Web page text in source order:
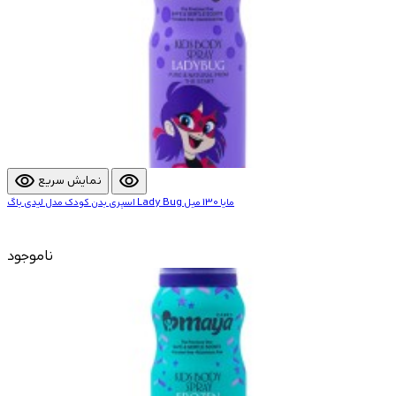
visibility نمایش سریع visibility
اسپری بدن کودک مدل لیدی باگ Lady Bug مایا 130 میل
ناموجود